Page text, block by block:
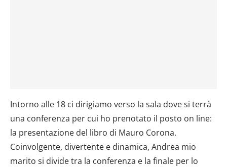
Intorno alle 18 ci dirigiamo verso la sala dove si terrà
una conferenza per cui ho prenotato il posto on line:
la presentazione del libro di Mauro Corona.
Coinvolgente, divertente e dinamica, Andrea mio
marito si divide tra la conferenza e la finale per lo